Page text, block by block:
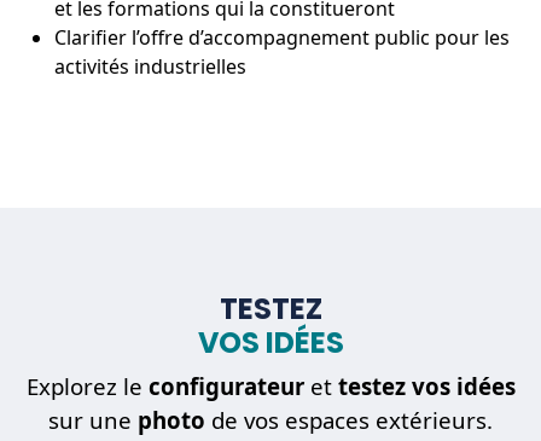
et les formations qui la constitueront
Clarifier l’offre d’accompagnement public pour les
activités industrielles
TESTEZ
VOS IDÉES
Explorez le configurateuret testez vos idées
sur une photo de vos espaces extérieurs.